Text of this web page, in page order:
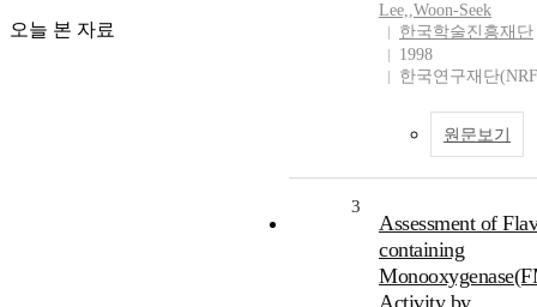
오늘 본 자료
Lee,,Woon-Seek
한국학술진흥재단
1998
한국연구재단
원문보기
3
Assessment of
containing